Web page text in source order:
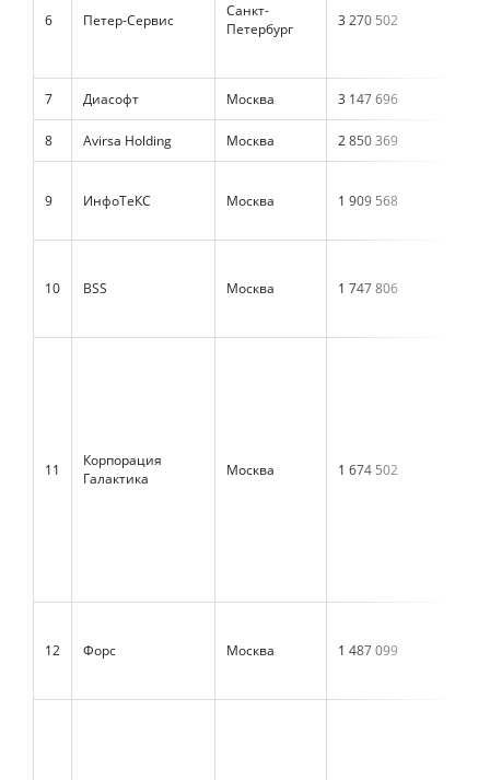
6 Петер-Сервис
Санкт-
Петербург
3 270 502
7 Диасофт Москва 3 147 696
8 Avirsa Holding Москва 2 850 369
9 ИнфоТеКС Москва 1 909 568
10 BSS Москва 1 747 806
11
Корпорация
Галактика
Москва 1 674 502
12 Форс Москва 1 487 099